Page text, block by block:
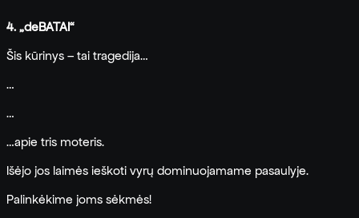
4. „deBATAI“
Šis kūrinys – tai tragedija…
…
…
…apie tris moteris.
Išėjo jos laimės ieškoti vyrų dominuojamame pasaulyje.
Palinkėkime joms sėkmės!